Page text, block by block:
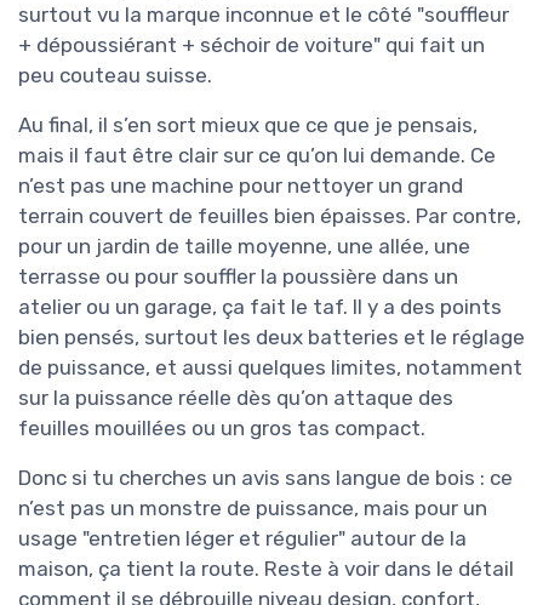
surtout vu la marque inconnue et le côté "souffleur
+ dépoussiérant + séchoir de voiture" qui fait un
peu couteau suisse.
Au final, il s’en sort mieux que ce que je pensais,
mais il faut être clair sur ce qu’on lui demande. Ce
n’est pas une machine pour nettoyer un grand
terrain couvert de feuilles bien épaisses. Par contre,
pour un jardin de taille moyenne, une allée, une
terrasse ou pour souffler la poussière dans un
atelier ou un garage, ça fait le taf. Il y a des points
bien pensés, surtout les deux batteries et le réglage
de puissance, et aussi quelques limites, notamment
sur la puissance réelle dès qu’on attaque des
feuilles mouillées ou un gros tas compact.
Donc si tu cherches un avis sans langue de bois : ce
n’est pas un monstre de puissance, mais pour un
usage "entretien léger et régulier" autour de la
maison, ça tient la route. Reste à voir dans le détail
comment il se débrouille niveau design, confort,